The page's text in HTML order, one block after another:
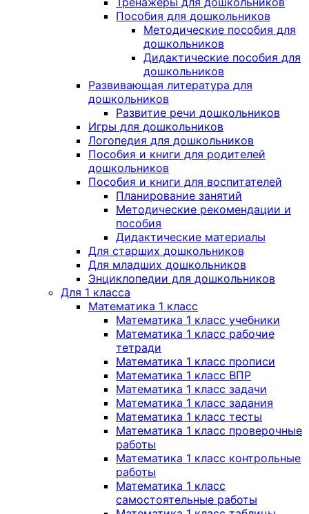
Пособия для дошкольников
Методические пособия для
дошкольников
Дидактические пособия для
дошкольников
Развивающая литература для
дошкольников
Развитие речи дошкольников
Игры для дошкольников
Логопедия для дошкольников
Пособия и книги для родителей
дошкольников
Пособия и книги для воспитателей
Планирование занятий
Методические рекомендации и
пособия
Дидактические материалы
Для старших дошкольников
Для младших дошкольников
Энциклопедии для дошкольников
Для 1 класса
Математика 1 класс
Математика 1 класс учебники
Математика 1 класс рабочие
тетради
Математика 1 класс прописи
Математика 1 класс ВПР
Математика 1 класс задачи
Математика 1 класс задания
Математика 1 класс тесты
Математика 1 класс проверочные
работы
Математика 1 класс контрольные
работы
Математика 1 класс
самостоятельные работы